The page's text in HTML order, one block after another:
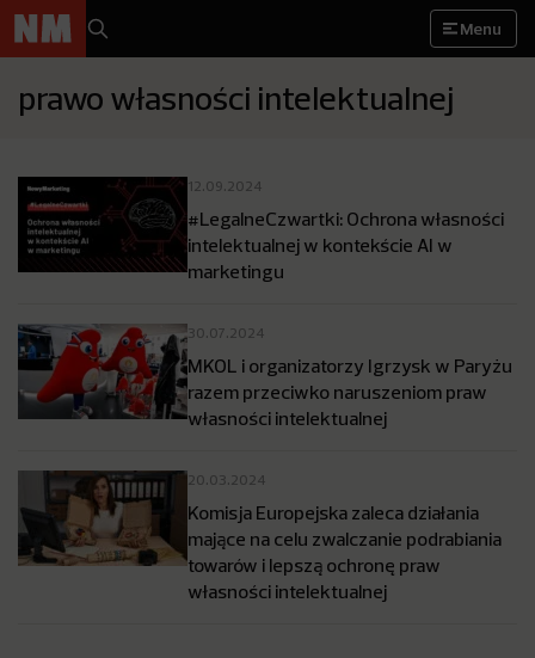
Menu
prawo własności intelektualnej
12.09.2024
#LegalneCzwartki: Ochrona własności
intelektualnej w kontekście AI w
marketingu
30.07.2024
MKOL i organizatorzy Igrzysk w Paryżu
razem przeciwko naruszeniom praw
własności intelektualnej
20.03.2024
Komisja Europejska zaleca działania
mające na celu zwalczanie podrabiania
towarów i lepszą ochronę praw
własności intelektualnej